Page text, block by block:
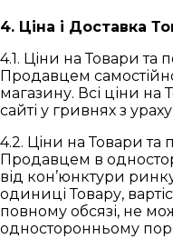
4. Ціна і Доставка
4.1. Ціни на Товари та
Продавцем самостійно
магазину. Всі ціни на
сайті у гривнях з
4.2. Ціни на Товари та
Продавцем в
від кон’юнктури
одиниці Товару,
повному обсязі, не
односторонньому